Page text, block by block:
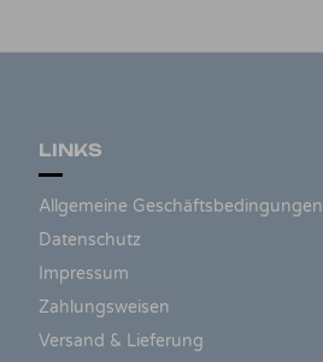
LINKS
Allgemeine Geschäftsbedingungen
Datenschutz
Impressum
Zahlungsweisen
Versand & Lieferung